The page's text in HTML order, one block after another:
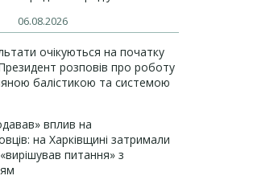
06.08.2026
очікуються на початку
розповів про роботу
балістикою та системою
вплив на
на Харківщині затримали
питання» з